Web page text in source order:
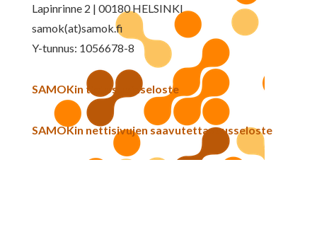
Lapinrinne 2 | 00180 HELSINKI
samok(at)samok.fi
Y-tunnus: 1056678-8
SAMOKin tietosuojaseloste
SAMOKin nettisivujen saavutettavuusseloste